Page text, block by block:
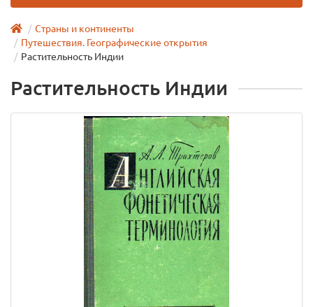
Страны и континенты
Путешествия. Географические открытия
Растительность Индии
Растительность Индии